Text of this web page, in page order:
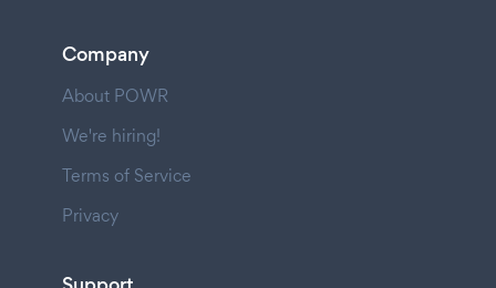
Company
About POWR
We're hiring!
Terms of Service
Privacy